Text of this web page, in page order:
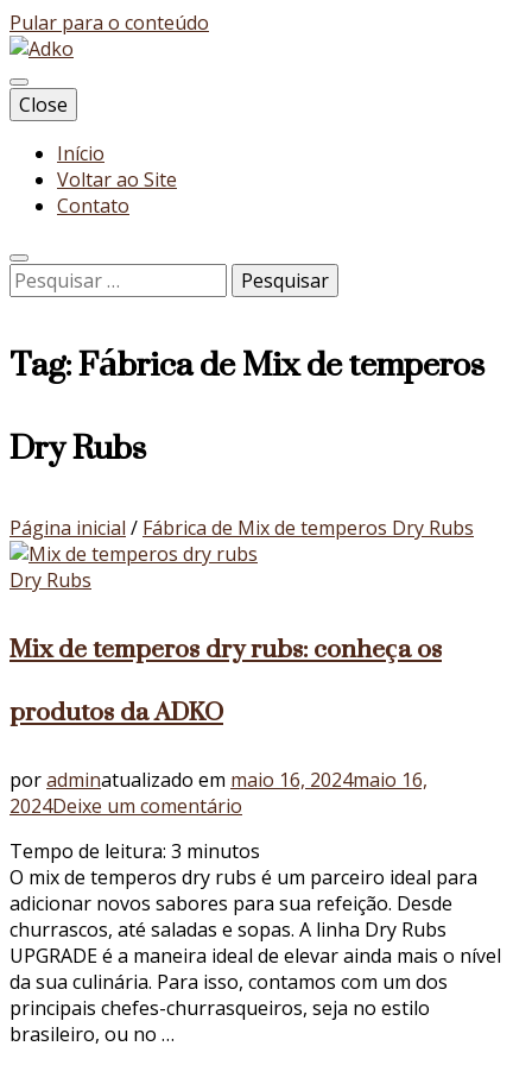
Pular para o conteúdo
Adko
Blog
Close
Início
Voltar ao Site
Contato
Pesquisar
por:
Tag:Fábrica de Mix de temperos
Dry Rubs
Página inicial / Fábrica de Mix de temperos Dry Rubs
Dry Rubs
Mix de temperos dry rubs: conheça os
produtos da ADKO
poradminatualizado em maio 16, 2024maio 16,
2024Deixe um comentário
de
temperos
dry
rubs:
conheça
os
produtos
Tempo de leitura: 3 minutos
O mix de temperos dry rubs é um parceiro ideal para
adicionar novos sabores para sua refeição. Desde
churrascos, até saladas e sopas. A linha Dry Rubs
UPGRADE é a maneira ideal de elevar ainda mais o nível
da sua culinária. Para isso, contamos com um dos
principais chefes-churrasqueiros, seja no estilo
brasileiro, ou no …